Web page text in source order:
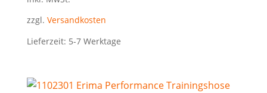
zzgl. Versandkosten
Lieferzeit: 5-7 Werktage